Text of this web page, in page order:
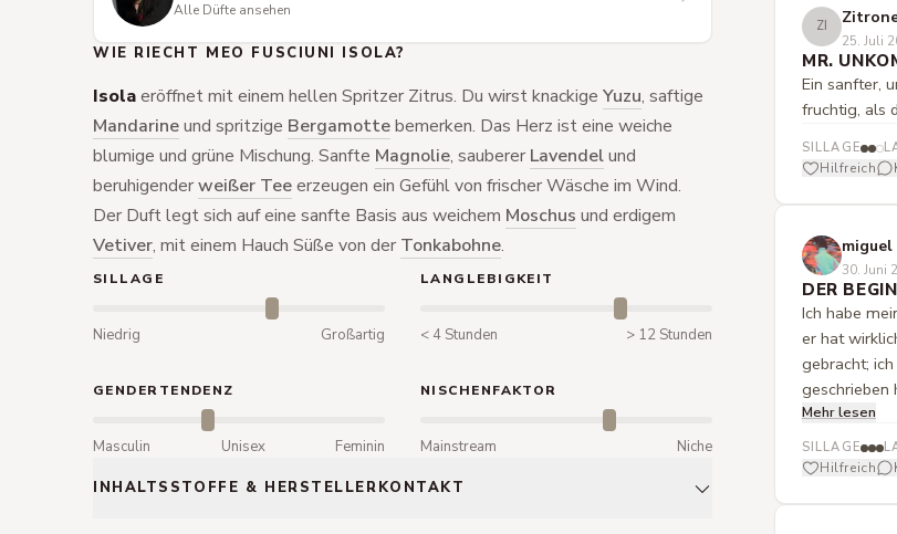
Alle Düfte ansehen
WIE RIECHT MEO FUSCIUNI ISOLA?
Isolaeröffnet mit einem hellen Spritzer Zitrus. Du wirst knackige Yuzu, saftige
Mandarineund spritzige Bergamottebemerken. Das Herz ist eine weiche
blumige und grüne Mischung. Sanfte Magnolie, sauberer Lavendelund
beruhigenderweißer Teeerzeugen ein Gefühl von frischer Wäsche im Wind.
Der Duft legt sich auf eine sanfte Basis aus weichem Moschus und erdigem
Vetiver, mit einem Hauch Süße von der Tonkabohne.
SILLAGE
Niedrig Großartig
LANGLEBIGKEIT
< 4 Stunden > 12 Stunden
GENDERTENDENZ
Masculin Unisex Feminin
NISCHENFAKTOR
Mainstream Niche
INHALTSSTOFFE & HERSTELLERKONTAKT
ZI
25. Juli
MR.
Ein sanfter,
fruchtig, als
SILLAGE
Hilfreich
miguel
30. Juni
DER
Ich habe
er hat
gebracht;
geschrieben
Erlebnis!!
vielleicht
sehr
Mehr lesen
SILLAGE
Hilfreich